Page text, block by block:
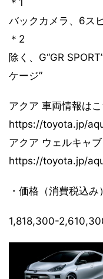
バックカメラ、6ス
＊2
除く、G“GR
ケージ”
アクア 車両情報は
https://toyota.jp/
アクア ウェルキャ
https://toyota.jp/
・価格（消費税込み）
1,818,300-